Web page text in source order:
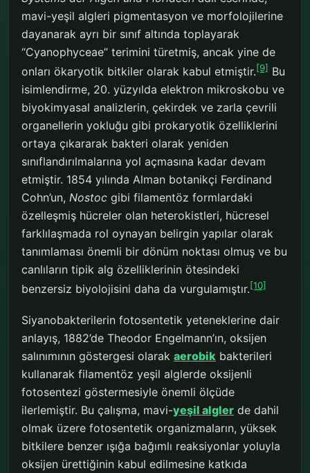
mavi-yeşil algleri pigmentasyon ve morfolojilerine
dayanarak ayrı bir sınıf altında toplayarak
“Cyanophyceae” terimini türetmiş, ancak yine de
onları ökaryotik bitkiler olarak kabul etmiştir.[9] Bu
isimlendirme, 20. yüzyılda elektron mikroskobu ve
biyokimyasal analizlerin, çekirdek ve zarla çevrili
organellerin yokluğu gibi prokaryotik özelliklerini
ortaya çıkararak bakteri olarak yeniden
sınıflandırılmalarına yol açmasına kadar devam
etmiştir. 1854 yılında Alman botanikçi Ferdinand
Cohn’un, Nostoc gibi filamentöz formlardaki
özelleşmiş hücreler olan heterokistleri, hücresel
farklılaşmada rol oynayan belirgin yapılar olarak
tanımlaması önemli bir dönüm noktası olmuş ve bu
canlıların tipik alg özelliklerinin ötesindeki
benzersiz biyolojisini daha da vurgulamıştır.[10]
Siyanobakterilerin fotosentetik yeteneklerine dair
anlayış, 1882’de Theodor Engelmann’ın, oksijen
salınımının göstergesi olarak aerobik bakterileri
kullanarak filamentöz yeşil alglerde oksijenli
fotosentezi göstermesiyle önemli ölçüde
ilerlemiştir. Bu çalışma, mavi-yeşil algler de dahil
olmak üzere fotosentetik organizmaların, yüksek
bitkilere benzer ışığa bağımlı reaksiyonlar yoluyla
oksijen ürettiğinin kabul edilmesine katkıda